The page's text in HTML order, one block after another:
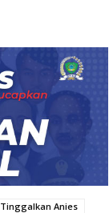
Tinggalkan Anies